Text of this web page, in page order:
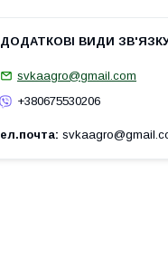
svkaagro@gmail.com
+380675530206
ел.почта